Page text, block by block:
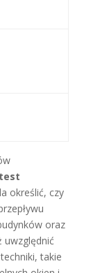
test
określić, czy
oraz
uwzględnić
takie